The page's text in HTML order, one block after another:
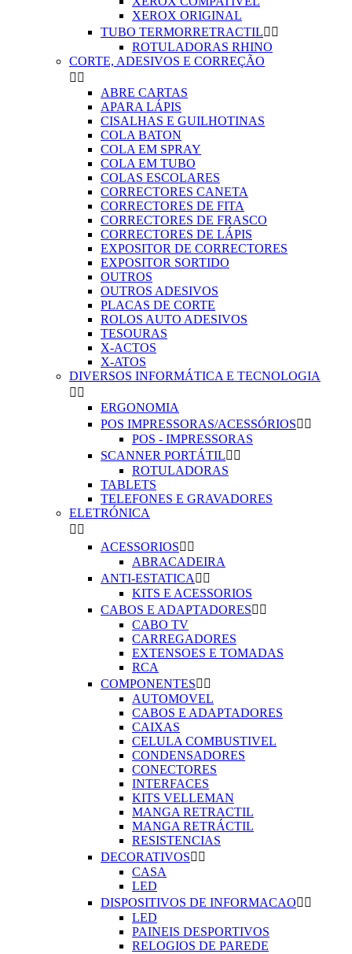
XEROX ORIGINAL
TUBO TERMORRETRACTIL 
ROTULADORAS RHINO
CORTE, ADESIVOS E CORREÇÃO
 
ABRE CARTAS
APARA LÁPIS
CISALHAS E GUILHOTINAS
COLA BATON
COLA EM SPRAY
COLA EM TUBO
COLAS ESCOLARES
CORRECTORES CANETA
CORRECTORES DE FITA
CORRECTORES DE FRASCO
CORRECTORES DE LÁPIS
EXPOSITOR DE CORRECTORES
EXPOSITOR SORTIDO
OUTROS
OUTROS ADESIVOS
PLACAS DE CORTE
ROLOS AUTO ADESIVOS
TESOURAS
X-ACTOS
X-ATOS
DIVERSOS INFORMÁTICA E TECNOLOGIA
 
ERGONOMIA
POS IMPRESSORAS/ACESSÓRIOS 
POS - IMPRESSORAS
SCANNER PORTÁTIL 
ROTULADORAS
TABLETS
TELEFONES E GRAVADORES
ELETRÓNICA
 
ACESSORIOS 
ABRACADEIRA
ANTI-ESTATICA  
KITS E ACESSORIOS
CABOS E ADAPTADORES 
CABO TV
CARREGADORES
EXTENSOES E TOMADAS
RCA
COMPONENTES 
AUTOMOVEL
CABOS E ADAPTADORES
CAIXAS
CELULA COMBUSTIVEL
CONDENSADORES
CONECTORES
INTERFACES
KITS VELLEMAN
MANGA RETRACTIL
MANGA RETRÁCTIL
RESISTENCIAS
DECORATIVOS 
CASA
LED
DISPOSITIVOS DE INFORMACAO 
LED
PAINEIS DESPORTIVOS
RELOGIOS DE PAREDE